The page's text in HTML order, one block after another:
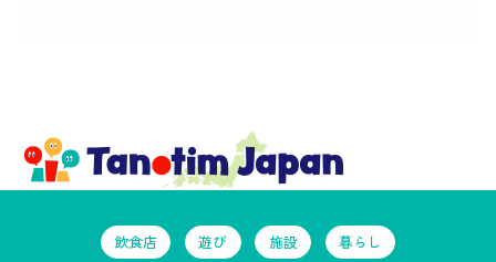
飲食店 遊び 施設 暮らし